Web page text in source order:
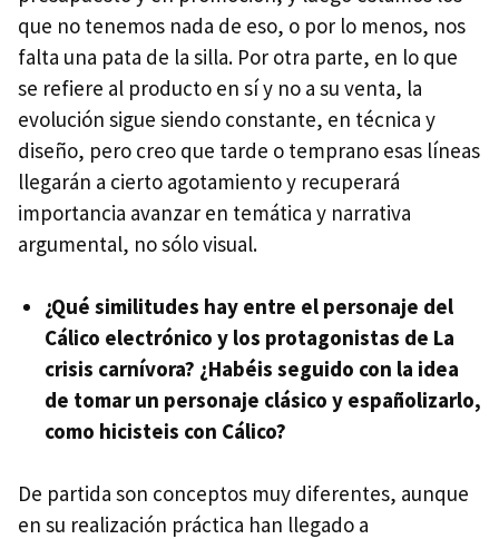
que no tenemos nada de eso, o por lo menos, nos
falta una pata de la silla. Por otra parte, en lo que
se refiere al producto en sí y no a su venta, la
evolución sigue siendo constante, en técnica y
diseño, pero creo que tarde o temprano esas líneas
llegarán a cierto agotamiento y recuperará
importancia avanzar en temática y narrativa
argumental, no sólo visual.
¿Qué similitudes hay entre el personaje del
Cálico electrónico y los protagonistas de La
crisis carnívora? ¿Habéis seguido con la idea
de tomar un personaje clásico y españolizarlo,
como hicisteis con Cálico?
De partida son conceptos muy diferentes, aunque
en su realización práctica han llegado a